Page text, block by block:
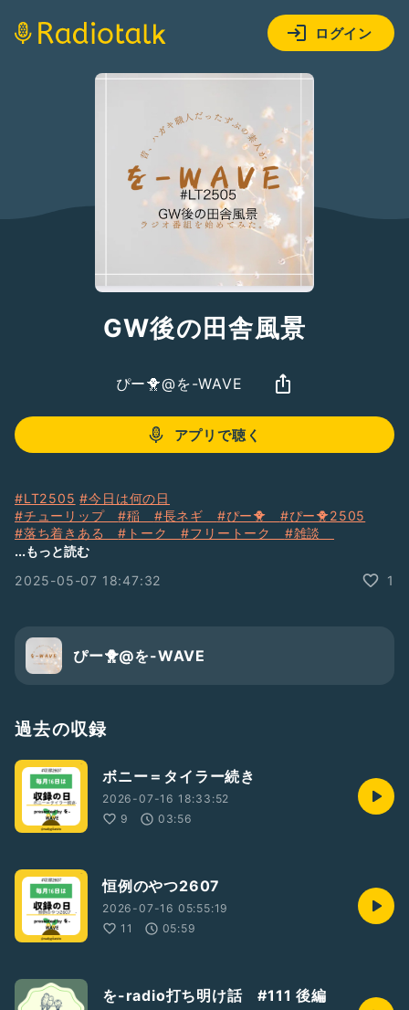
ログイン
GW後の田舎風景
ぴー🐥@を-WAVE
アプリで聴く
#LT2505 #今日は何の日
#チューリップ#稲 #長ネギ #ぴー🐥 #ぴー🐥2505
#落ち着きある#トーク#フリートーク #雑談
#男性トーカー
...もっと読む
2025-05-07 18:47:32
1
ぴー🐥@を-WAVE
過去の収録
ボニー＝タイラー続き
2026-07-16 18:33:52
9
03:56
恒例のやつ2607
2026-07-16 05:55:19
11
05:59
を-radio打ち明け話 #111 後編